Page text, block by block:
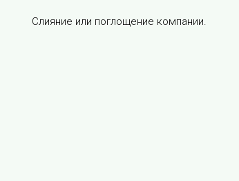
Слияние или поглощение компании.